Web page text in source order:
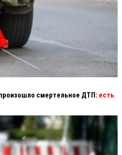
смертельное ДТП: есть